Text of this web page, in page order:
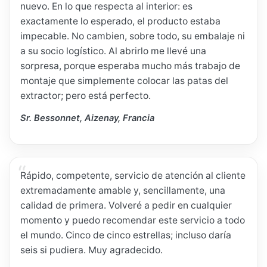
nuevo. En lo que respecta al interior: es
exactamente lo esperado, el producto estaba
impecable. No cambien, sobre todo, su embalaje ni
a su socio logístico. Al abrirlo me llevé una
sorpresa, porque esperaba mucho más trabajo de
montaje que simplemente colocar las patas del
extractor; pero está perfecto.
Sr. Bessonnet, Aizenay, Francia
Rápido, competente, servicio de atención al cliente
extremadamente amable y, sencillamente, una
calidad de primera. Volveré a pedir en cualquier
momento y puedo recomendar este servicio a todo
el mundo. Cinco de cinco estrellas; incluso daría
seis si pudiera. Muy agradecido.